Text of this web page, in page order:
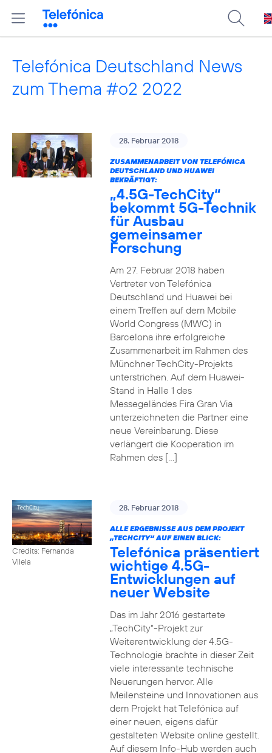
Telefónica Deutschland News
zum Thema #o2 2022
28. Februar 2018
ZUSAMMENARBEIT VON TELEFÓNICA
DEUTSCHLAND UND HUAWEI
BEKRÄFTIGT:
„4.5G-TechCity“
bekommt 5G-Technik
für Ausbau
gemeinsamer
Forschung
Am 27. Februar 2018 haben
Vertreter von Telefónica
Deutschland und Huawei bei
einem Treffen auf dem Mobile
World Congress (MWC) in
Barcelona ihre erfolgreiche
Zusammenarbeit im Rahmen des
Münchner TechCity-Projekts
unterstrichen. Auf dem Huawei-
Stand in Halle 1 des
Messegeländes Fira Gran Via
unterzeichneten die Partner eine
neue Vereinbarung. Diese
verlängert die Kooperation im
Rahmen des […]
Credits: Fernanda
Vilela
28. Februar 2018
ALLE ERGEBNISSE AUS DEM PROJEKT
„TECHCITY“ AUF EINEN BLICK:
Telefónica präsentiert
wichtige 4.5G-
Entwicklungen auf
neuer Website
Das im Jahr 2016 gestartete
„TechCity“-Projekt zur
Weiterentwicklung der 4.5G-
Technologie brachte in dieser Zeit
viele interessante technische
Neuerungen hervor. Alle
Meilensteine und Innovationen aus
dem Projekt hat Telefónica auf
einer neuen, eigens dafür
gestalteten Website online gestellt.
Auf diesem Info-Hub werden auch